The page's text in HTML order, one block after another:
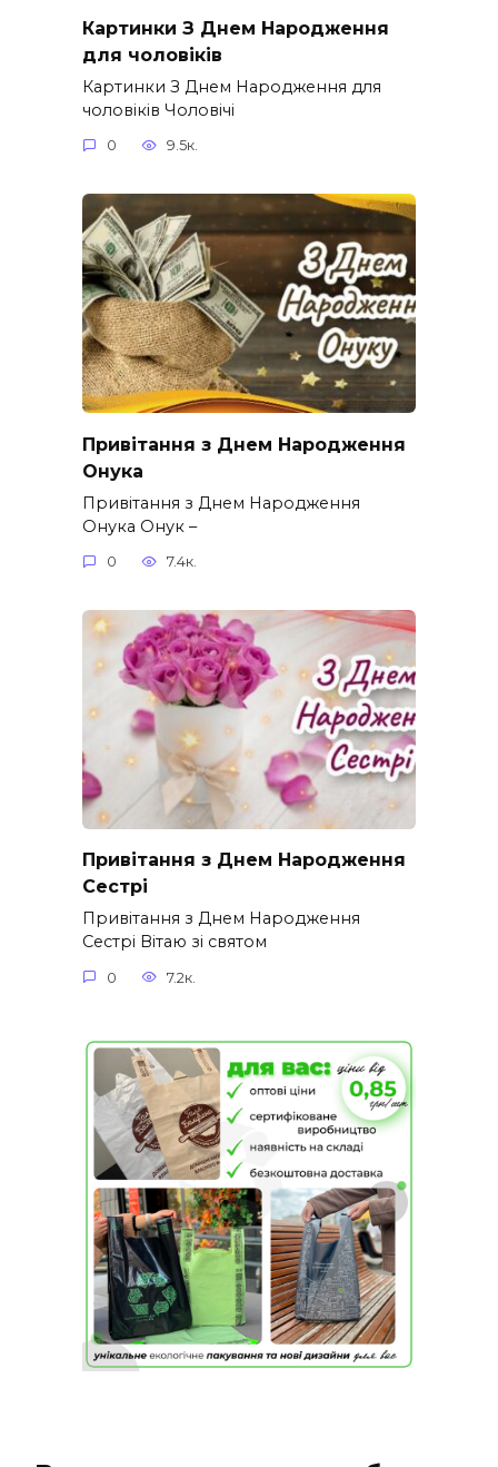
Картинки З Днем Народження
для чоловіків​
Картинки З Днем Народження для
чоловіків​ Чоловічі
0 9.5к.
Привітання з Днем Народження
Онука
Привітання з Днем Народження
Онука Онук –
0 7.4к.
Привітання з Днем Народження
Сестрі
Привітання з Днем Народження
Сестрі Вітаю зі святом
0 7.2к.